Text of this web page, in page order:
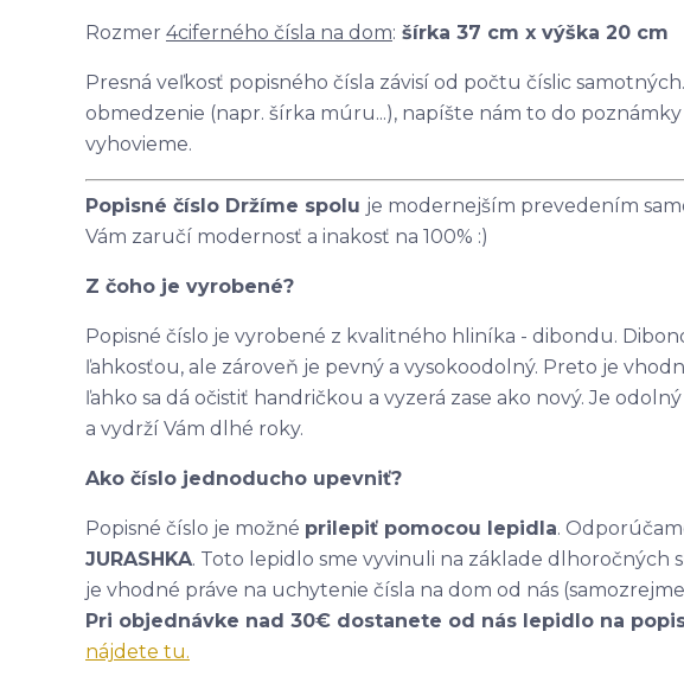
Rozmer 4ciferného čísla na dom: šírka 37 cm x výška 20 cm
Presná veľkosť popisného čísla závisí od počtu číslic
obmedzenie (napr. šírka múru...), napíšte nám to do poznámky
vyhovieme.
Popisné číslo Držíme spolu je modernejším prevedením
Vám zaručí modernosť a inakosť na 100% :)
Z čoho je vyrobené?
Popisné číslo je vyrobené z kvalitného hliníka - dibondu.
ľahkosťou, ale zároveň je pevný a vysokoodolný. Preto je
ľahko sa dá očistiť handričkou a vyzerá zase ako nový. Je
a vydrží Vám dlhé roky.
Ako číslo jednoducho upevniť?
Popisné číslo je možné prilepiť pomocou lepidla.
JURASHKA. Toto lepidlo sme vyvinuli na základe dlhoročných
je vhodné práve na uchytenie čísla na dom od nás
Pri objednávke nad 30€ dostanete od nás lepidlo na
nájdete tu.